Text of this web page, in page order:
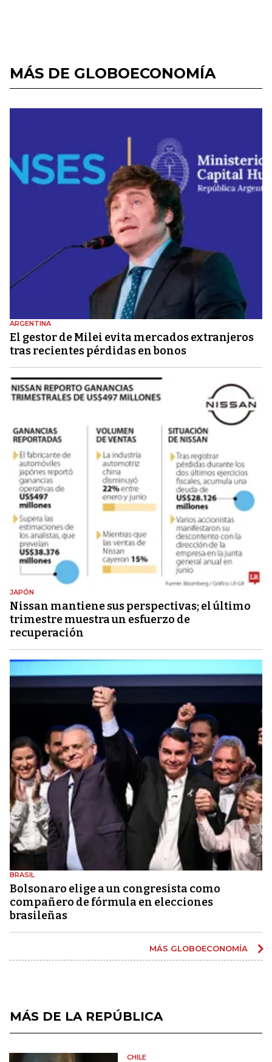
MÁS DE GLOBOECONOMÍA
ARGENTINA
El gestor de Milei evita mercados extranjeros
tras recientes pérdidas en bonos
JAPÓN
Nissan mantiene sus perspectivas; el último
trimestre muestra un esfuerzo de
recuperación
BRASIL
Bolsonaro elige a un congresista como
compañero de fórmula en elecciones
brasileñas
MÁS GLOBOECONOMÍA
MÁS DE LA REPÚBLICA
CHILE